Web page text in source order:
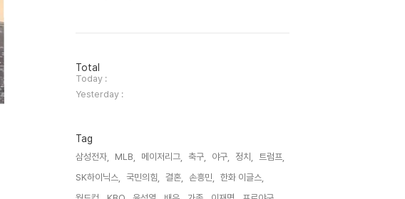
방
문
자
수
Total
Today :
Yesterday :
Tag
삼성전자, MLB, 메이저리그, 축구, 야구, 정치,
트럼프,
SK하이닉스,
국민의힘, 결혼, 손흥민,
한화 이글스,